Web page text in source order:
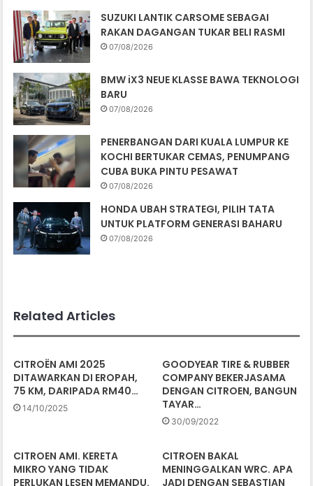
SUZUKI LANTIK CARSOME SEBAGAI
RAKAN DAGANGAN TUKAR BELI RASMI
07/08/2026
BMW iX3 NEUE KLASSE BAWA TEKNOLOGI
BARU
07/08/2026
PENERBANGAN DARI KUALA LUMPUR KE
KOCHI BERTUKAR CEMAS, PENUMPANG
CUBA BUKA PINTU PESAWAT
07/08/2026
HONDA UBAH STRATEGI, PILIH TATA
UNTUK PLATFORM GENERASI BAHARU
07/08/2026
Related Articles
CITROËN AMI 2025
DITAWARKAN DI EROPAH,
75 KM, DARIPADA RM40…
14/10/2025
GOODYEAR TIRE & RUBBER
COMPANY BEKERJASAMA
DENGAN CITROEN, BANGUN
TAYAR…
30/09/2022
CITROEN AMI. KERETA
MIKRO YANG TIDAK
PERLUKAN LESEN MEMANDU.
CITROEN BAKAL
MENINGGALKAN WRC. APA
JADI DENGAN SEBASTIAN